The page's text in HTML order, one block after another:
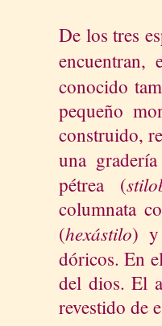
De los tres
conocido
pequeño
construido,
una
pétrea (
columnata
(hexástilo) y
dóricos. En
del dios. El
revestido de